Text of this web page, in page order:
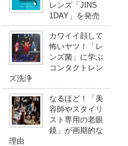
レンズ「JINS
1DAY」を発売
カワイイ顔して
怖いヤツ！「レ
ンズ菌」に学ぶ
コンタクトレン
ズ洗浄
なるほど！「美
容師やスタイリ
スト専用の老眼
鏡」が画期的な
理由